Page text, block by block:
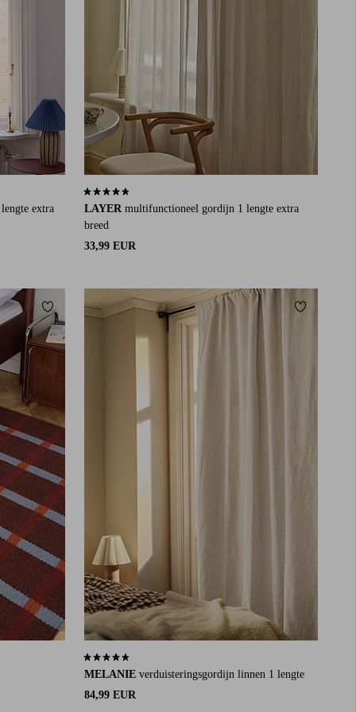
extra
LAYER multifunctioneel gordijn 1 lengte extra
breed
33,99 EUR
4,5 op basis van 417 beoordelingen
Toevoegen aan favorieten
MELANIE verduisteringsgordijn linnen 1 lengte
84,99 EUR
4,4 op basis van 159 beoordelingen
Toevoegen